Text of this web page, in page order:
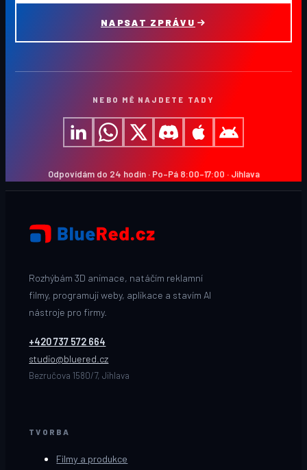
NAPSAT ZPRÁVU
NEBO MĚ NAJDETE TADY
Odpovídám do 24 hodin · Po–Pá 8:00–17:00 · Jihlava
Rozhýbám 3D animace, natáčím reklamní
filmy, programuji weby, aplikace a stavím AI
nástroje pro firmy.
+420 737 572 664
studio@bluered.cz
Bezručova 1580/7, Jihlava
TVORBA
Filmy a produkce